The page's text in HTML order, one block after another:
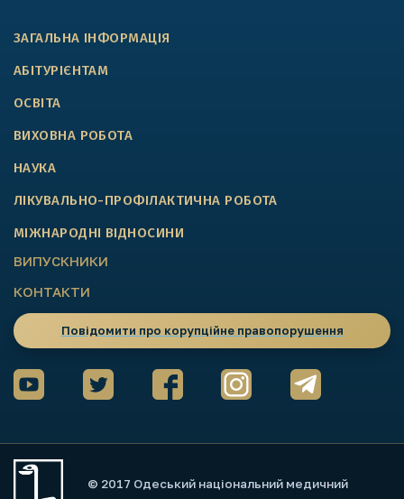
ЗАГАЛЬНА ІНФОРМАЦІЯ
АБІТУРІЄНТАМ
ОСВІТА
ВИХОВНА РОБОТА
НАУКА
ЛІКУВАЛЬНО-ПРОФІЛАКТИЧНА РОБОТА
МІЖНАРОДНІ ВІДНОСИНИ
ВИПУСКНИКИ
КОНТАКТИ
Повідомити про корупційне правопорушення
© 2017 Одеський національний медичний